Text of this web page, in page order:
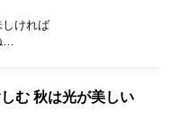
ければ
む 秋は光が美しい